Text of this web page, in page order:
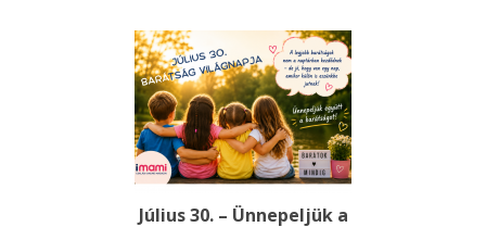
Július 30. – Ünnepeljük a